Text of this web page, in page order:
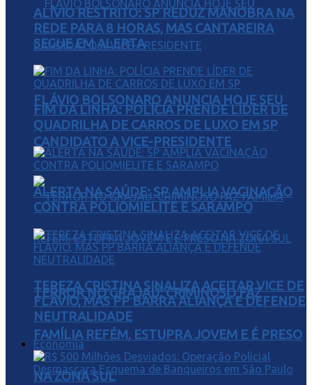
FLÁVIO BOLSONARO ANUNCIA HOJE SEU
CANDIDATO A VICE-PRESIDENTE
TERROR NO GRAJAÚ: CRIMINOSO FAZ
FAMÍLIA REFÉM, ESTUPRA JOVEM E É PRESO
NA ZONA SUL
ALÍVIO RESTRITO: SP REDUZ MANOBRA NA
REDE PARA 8 HORAS, MAS CANTAREIRA
SEGUE EM ALERTA
FIM DA LINHA: POLÍCIA PRENDE LÍDER DE
QUADRILHA DE CARROS DE LUXO EM SP
ALERTA NA SAÚDE: SP AMPLIA VACINAÇÃO
CONTRA POLIOMIELITE E SARAMPO
TEREZA CRISTINA SINALIZA ACEITAR VICE DE
FLÁVIO, MAS PP BARRA ALIANÇA E DEFENDE
NEUTRALIDADE
Economia